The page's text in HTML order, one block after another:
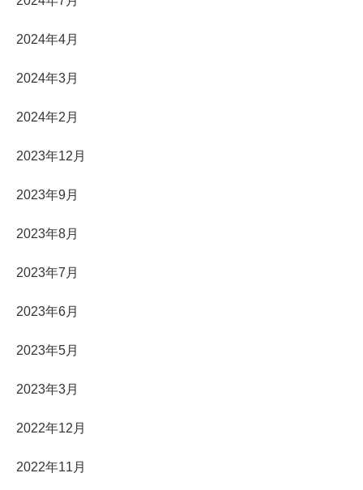
2024年4月
2024年3月
2024年2月
2023年12月
2023年9月
2023年8月
2023年7月
2023年6月
2023年5月
2023年3月
2022年12月
2022年11月